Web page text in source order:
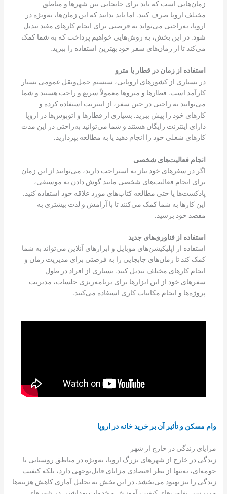
زمان‌هایی است که باید برای جابجایی بین شهرها و مناطق
مختلف اروپا صرف کنند. اما باید بدانید که این زمان‌ها، به‌ویژه در
اروپا، به‌راحتی می‌تواند به فرصتی برای انجام کارهای مفید تبدیل
شود. در این بخش، به روش‌هایی خواهیم پرداخت که به شما کمک
می‌کند تا از زمان‌های سفر خود بهترین استفاده را ببرید.
استفاده از زمان در قطار یا مترو
در بسیاری از کشورهای اروپایی، سیستم حمل‌ونقل عمومی بسیار
کارآمد است. قطارها و متروها معمولاً سریع و راحت هستند و شما
می‌توانید به راحتی در حین سفر، از اینترنت استفاده کرده و
کارهای خود را پیش ببرید. بسیاری از قطارها و اتوبوس‌ها در اروپا
دارای اینترنت رایگان هستند و شما می‌توانید به‌راحتی در این مدت
کارهای شغلی خود را انجام دهید یا به مطالعه بپردازید.
انجام فعالیت‌های شخصی
اگر در سفرهای خود نیاز به استراحت دارید، می‌توانید از این زمان
برای انجام فعالیت‌های شخصی مانند گوش دادن به موسیقی،
پادکست‌ها یا حتی مطالعه کتاب‌های مورد علاقه خود استفاده کنید.
این کارها به شما کمک می‌کنند تا با آرامش و لذت بیشتری به
مقصد خود برسید.
استفاده از فناوری‌های جدید
استفاده از اپلیکیشن‌های موبایل و ابزارهای آنلاین می‌تواند به شما
کمک کند تا زمان‌های جابجایی را به فرصتی برای مدیریت زمان و
انجام کارهای مختلف تبدیل کنید. بسیاری از افراد در طول
سفرهای خود از این ابزارها برای برنامه‌ریزی جلسات، مدیریت
پروژه‌ها و انجام مکاتبات کاری استفاده می‌کنند.
وام مسکن و تأثیر آن بر خرید خانه در اروپا
مزایای زندگی در خارج از شهر
زندگی در خارج از شهرهای بزرگ اروپا، به‌ویژه در مناطق روستایی یا
حومه‌ای، نه‌تنها از نظر اقتصادی مزایای قابل‌توجهی دارد، بلکه کیفیت
زندگی را نیز بهبود می‌بخشد. در این بخش به تحلیل آماری کاهش هزینه‌ها